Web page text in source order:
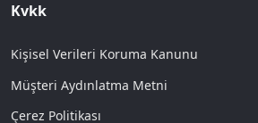
Kvkk
Kişisel Verileri Koruma Kanunu
Müşteri Aydınlatma Metni
Çerez Politikası